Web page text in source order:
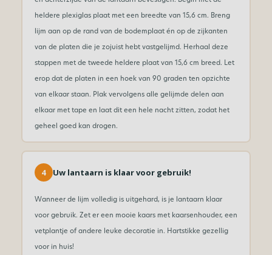
heldere plexiglas plaat met een breedte van 15,6 cm. Breng
lijm aan op de rand van de bodemplaat én op de zijkanten
van de platen die je zojuist hebt vastgelijmd. Herhaal deze
stappen met de tweede heldere plaat van 15,6 cm breed. Let
erop dat de platen in een hoek van 90 graden ten opzichte
van elkaar staan. Plak vervolgens alle gelijmde delen aan
elkaar met tape en laat dit een hele nacht zitten, zodat het
geheel goed kan drogen.
4 Uw lantaarn is klaar voor gebruik!
Wanneer de lijm volledig is uitgehard, is je lantaarn klaar
voor gebruik. Zet er een mooie kaars met kaarsenhouder, een
vetplantje of andere leuke decoratie in. Hartstikke gezellig
voor in huis!